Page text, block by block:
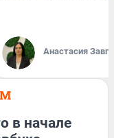
Анастасия
в начале